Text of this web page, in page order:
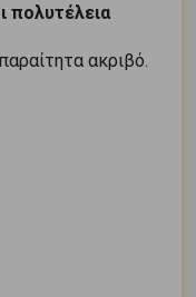
πολυτέλεια
ακριβό.